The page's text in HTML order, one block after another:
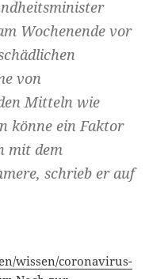
Wochenende vor
von
Mitteln wie
könne ein Faktor
mit dem
schrieb er auf
wissen/coronavirus-